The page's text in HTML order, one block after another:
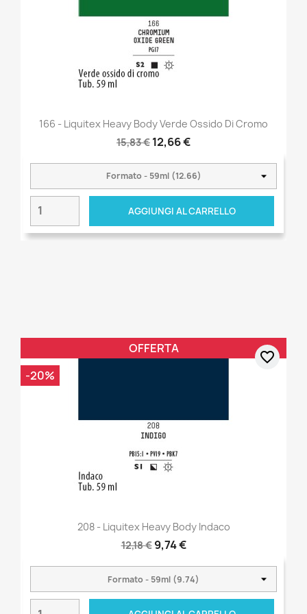
166 - Liquitex Heavy Body Verde Ossido Di Cromo
15,83 € 12,66 €
AGGIUNGI AL CARRELLO
208 - Liquitex Heavy Body Indaco
12,18 € 9,74 €
OFFERTA
-20%
favorite_border